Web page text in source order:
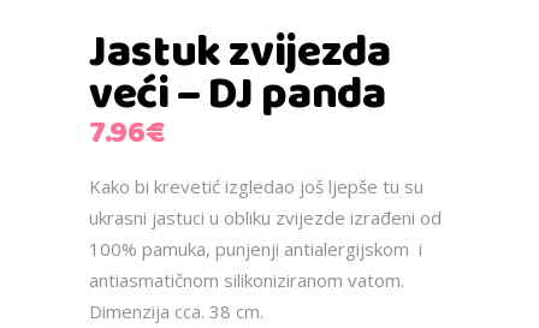
Jastuk zvijezda
veći – DJ panda
7.96€
Kako bi krevetić izgledao još ljepše tu su
ukrasni jastuci u obliku zvijezde izrađeni od
100% pamuka, punjenji antialergijskom i
antiasmatičnom silikoniziranom vatom.
Dimenzija cca. 38 cm.